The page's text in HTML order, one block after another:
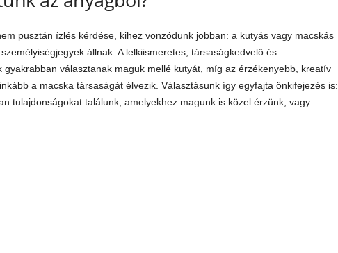
pusztán ízlés kérdése, kihez vonzódunk jobban: a kutyás vagy macskás
állnak. A lelkiismeretes, társaságkedvelő és
gyakrabban választanak maguk mellé kutyát, míg az érzékenyebb, kreatív
a macska társaságát élvezik. Választásunk így egyfajta önkifejezés is:
tulajdonságokat találunk, amelyekhez magunk is közel érzünk, vagy